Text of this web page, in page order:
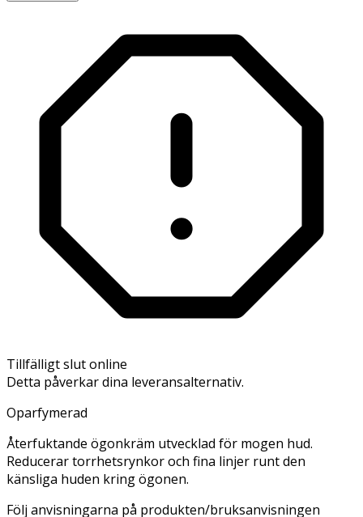
Tillfälligt slut online
Detta påverkar dina leveransalternativ.
Oparfymerad
Återfuktande ögonkräm utvecklad för mogen hud.
Reducerar torrhetsrynkor och fina linjer runt den
känsliga huden kring ögonen.
Följ anvisningarna på produkten/bruksanvisningen